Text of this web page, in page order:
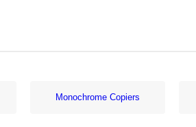
Monochrome Copiers